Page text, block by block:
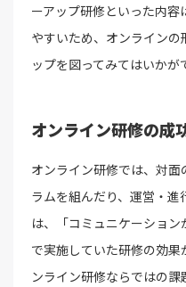
ーアップ研修といった内
やすいため、オンライン
ップを図ってみてはいかが
オンライン研修の成
オンライン研修では、対
ラムを組んだり、運営・
は、「コミュニケーショ
で実施していた研修の効
ンライン研修ならではの